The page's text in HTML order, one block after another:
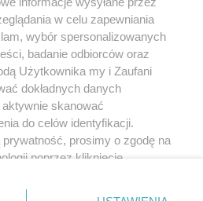
Bądź pierwszy!
w celu zapewniania
wybór spersonalizowanych
badanie odbiorców oraz
Użytkownika my i Zaufani
dokładnych danych
skanować
do celów identyfikacji.
prosimy o zgodę na
poprzez kliknięcie
przycisk ustawień prywatności